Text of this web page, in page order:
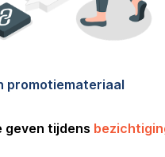
promotiemateriaal
geven tijdens